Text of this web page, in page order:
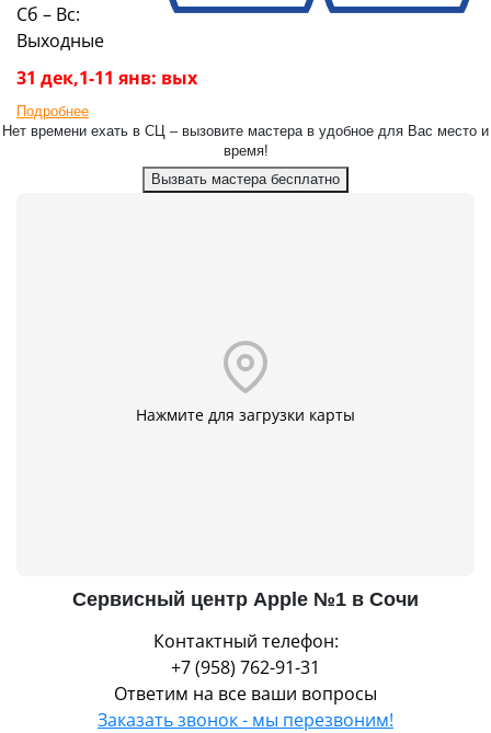
Сб – Вс:
Выходные
31 дек,1-11 янв: вых
Подробнее
Нет времени ехать в СЦ – вызовите мастера в удобное для Вас место и
время!
Вызвать мастера бесплатно
Нажмите для загрузки карты
Сервисный центр Apple №1 в Сочи
Контактный телефон:
+7 (958) 762-91-31
Ответим на все ваши вопросы
Заказать звонок - мы перезвоним!